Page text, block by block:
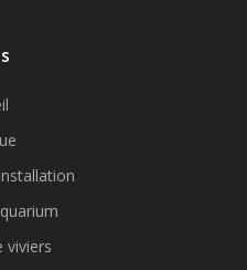
viviers